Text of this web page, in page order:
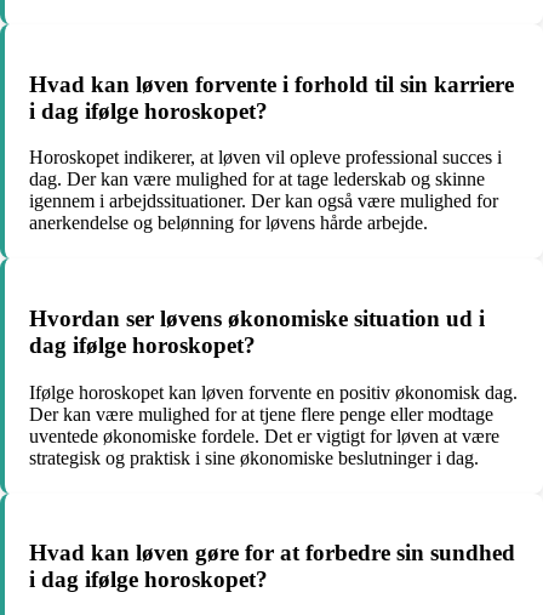
Hvad kan løven forvente i forhold til sin karriere
i dag ifølge horoskopet?
Horoskopet indikerer, at løven vil opleve professional succes i
dag. Der kan være mulighed for at tage lederskab og skinne
igennem i arbejdssituationer. Der kan også være mulighed for
anerkendelse og belønning for løvens hårde arbejde.
Hvordan ser løvens økonomiske situation ud i
dag ifølge horoskopet?
Ifølge horoskopet kan løven forvente en positiv økonomisk dag.
Der kan være mulighed for at tjene flere penge eller modtage
uventede økonomiske fordele. Det er vigtigt for løven at være
strategisk og praktisk i sine økonomiske beslutninger i dag.
Hvad kan løven gøre for at forbedre sin sundhed
i dag ifølge horoskopet?